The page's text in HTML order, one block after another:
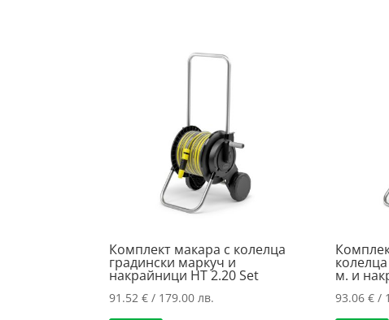
Комплект макара с колелца
градински маркуч и
накрайници HT 2.20 Set
91.52€ / 179.00 лв.
м. и
93.06€ /